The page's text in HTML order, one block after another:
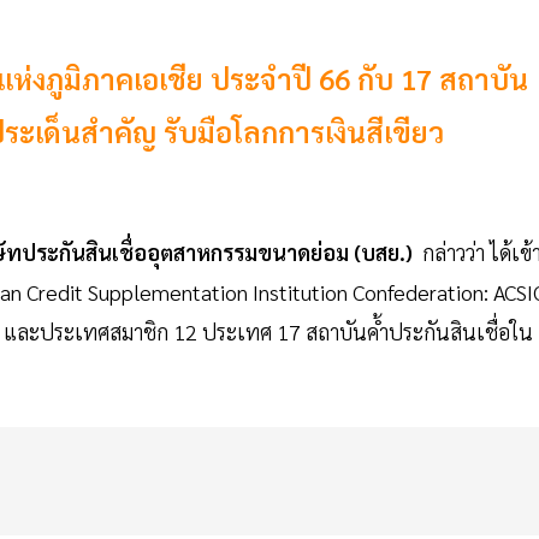
ภูมิภาคเอเชีย ประจำปี 66 กับ 17 สถาบัน
เด็นสำคัญ รับมือโลกการเงินสีเขียว
ประกันสินเชื่ออุตสาหกรรมขนาดย่อม (บสย.) กล่าวว่า ได้เข้
Credit Supplementation Institution Confederation:
ละประเทศสมาชิก 12 ประเทศ 17 สถาบันค้ำประกันสินเชื่อใน